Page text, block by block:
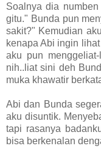
Soalnya dia
gitu." Bunda pun
sakit?" Kemudian
kenapa Abi ingin
aku pun
nih..liat sini deh
muka khawatir
Abi dan Bunda
aku disuntik.
tapi rasanya
bisa berkenalan